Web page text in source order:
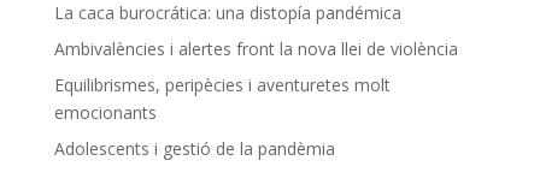
La caca burocrática: una distopía pandémica
Ambivalències i alertes front la nova llei de violència
Equilibrismes, peripècies i aventuretes molt
emocionants
Adolescents i gestió de la pandèmia